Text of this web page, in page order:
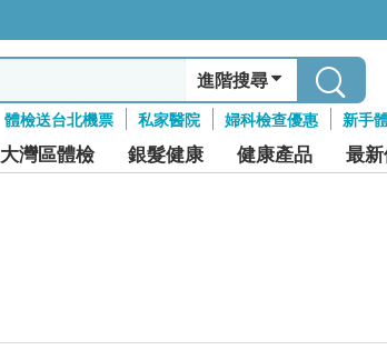
進階搜尋
體檢送台北機票 私家醫院 婦科檢查優惠 新手
大灣區體檢 銀髮健康 健康產品 最